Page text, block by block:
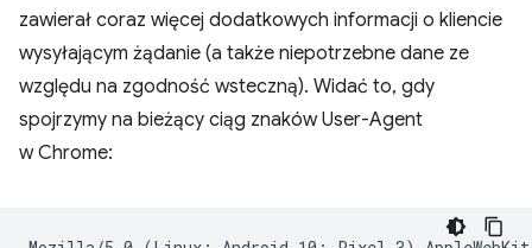
zawierał coraz więcej dodatkowych informacji o kliencie
wysyłającym żądanie (a także niepotrzebne dane ze
względu na zgodność wsteczną). Widać to, gdy
spojrzymy na bieżący ciąg znaków User-Agent
w Chrome: